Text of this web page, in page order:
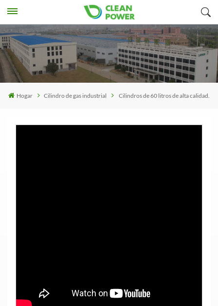
Hogar Cilindro de gas industrial Cilindros de 60 litros de alta calidad.